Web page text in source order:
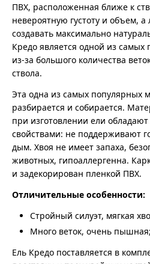
ПВХ, расположенная ближе к
невероятную густоту и объем,
создавать максимально
Кредо является одной из самых
из-за большого количества
ствола.
Эта одна из самых популярных
разбирается и собирается.
при изготовлении ели
свойствами: не поддерживают
дым. Хвоя не имеет запаха,
животных, гипоаллергенна.
и задекорирован пленкой ПВХ.
Отличительные особенности:
Стройный силуэт, мягкая
Много веток, очень пышная;
Ель Кредо поставляется в